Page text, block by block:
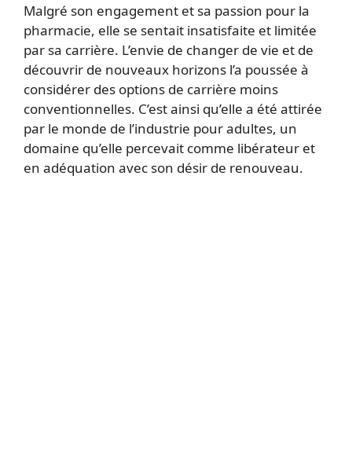
Malgré son engagement et sa passion pour la
pharmacie, elle se sentait insatisfaite et limitée
par sa carrière. L’envie de changer de vie et de
découvrir de nouveaux horizons l’a poussée à
considérer des options de carrière moins
conventionnelles. C’est ainsi qu’elle a été attirée
par le monde de l’industrie pour adultes, un
domaine qu’elle percevait comme libérateur et
en adéquation avec son désir de renouveau.